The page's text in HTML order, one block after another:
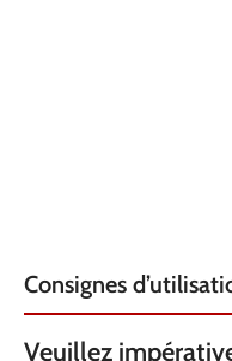
Consignes
Veuillez